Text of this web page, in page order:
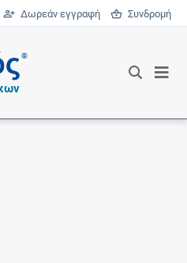
Δωρεάν εγγραφή Συνδρομή
®